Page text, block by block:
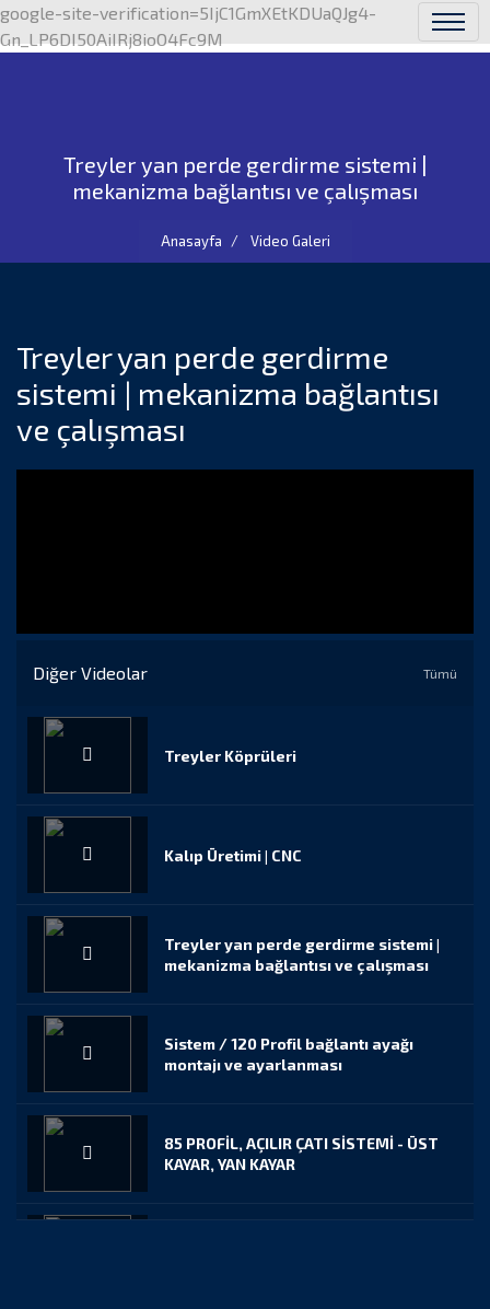
google-site-verification=5IjC1GmXEtKDUaQJg4-
Gn_LP6DI50AiIRj8ioO4Fc9M
Treyler yan perde gerdirme sistemi |
mekanizma bağlantısı ve çalışması
Anasayfa Video Galeri
Treyler yan perde gerdirme
sistemi | mekanizma bağlantısı
ve çalışması
Diğer Videolar Tümü
Treyler Köprüleri
Kalıp Üretimi | CNC
Treyler yan perde gerdirme sistemi |
mekanizma bağlantısı ve çalışması
Sistem / 120 Profil bağlantı ayağı
montajı ve ayarlanması
85 PROFİL, AÇILIR ÇATI SİSTEMİ - ÜST
KAYAR, YAN KAYAR